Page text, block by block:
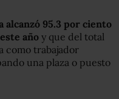
alcanzó 95.3 por ciento
año y que del total
como trabajador
una plaza o puesto